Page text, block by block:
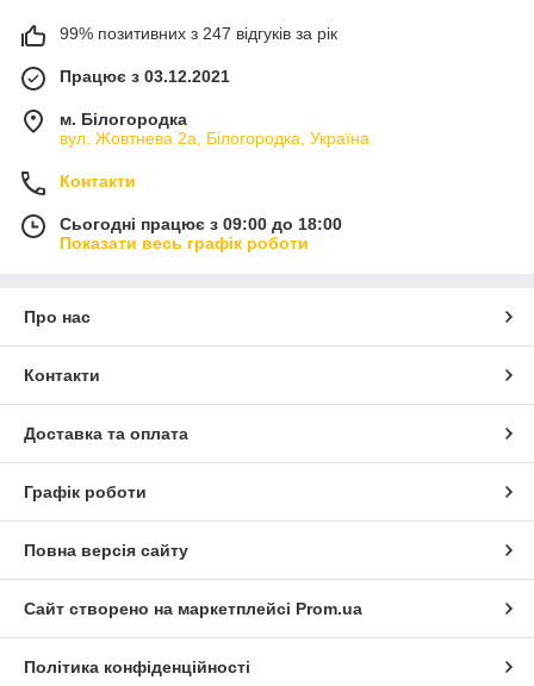
99% позитивних з 247 відгуків за рік
Працює з 03.12.2021
м. Білогородка
вул. Жовтнева 2а, Білогородка, Україна
Контакти
Сьогодні працює з 09:00 до 18:00
Показати весь графік роботи
Про нас
Контакти
Доставка та оплата
Графік роботи
Повна версія сайту
Сайт створено на маркетплейсі Prom.ua
Політика конфіденційності